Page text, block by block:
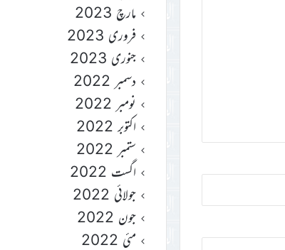
مارچ 2023
فروری 2023
جنوری 2023
دسمبر 2022
نومبر 2022
اکتوبر 2022
ستمبر 2022
اگست 2022
جولائی 2022
جون 2022
مئی 2022